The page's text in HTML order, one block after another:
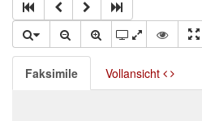
Faksimile Vollansicht